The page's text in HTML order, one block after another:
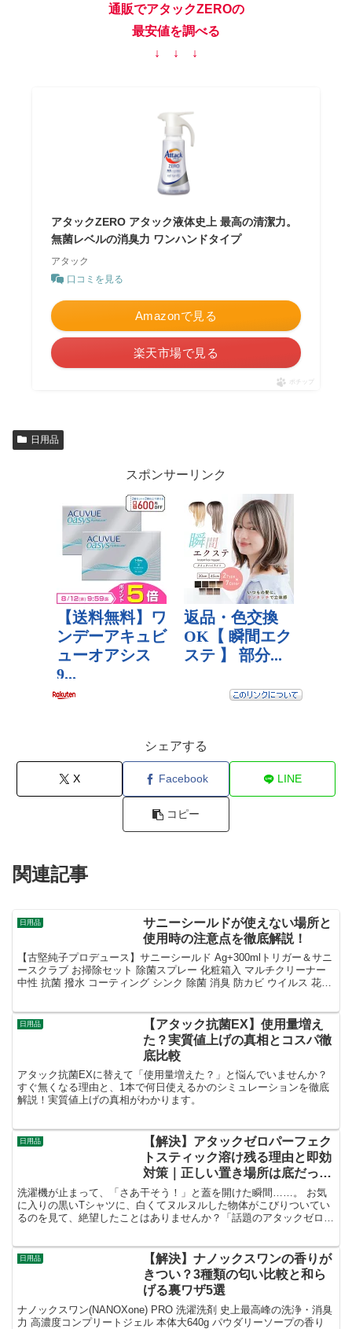
通販でアタックZEROの
最安値を調べる
↓ ↓ ↓
アタックZERO アタック液体史上 最高の清潔力。
無菌レベルの消臭力 ワンハンドタイプ
アタック
口コミを見る
Amazonで見る
楽天市場で見る
ポチップ
日用品
スポンサーリンク
シェアする
X Facebook LINE
コピー
関連記事
日用品
サニーシールドが使えない場所と
使用時の注意点を徹底解説！
【古堅純子プロデュース】サニーシールド Ag+300mlトリガー＆サニ
ースクラブ お掃除セット 除菌スプレー 化粧箱入 マルチクリーナー
中性 抗菌 撥水 コーティング シンク 除菌 消臭 防カビ ウイルス 花粉
日用品
【アタック抗菌EX】使用量増え
た？実質値上げの真相とコスパ徹
底比較
アタック抗菌EXに替えて「使用量増えた？」と悩んでいませんか？
すぐ無くなる理由と、1本で何日使えるかのシミュレーションを徹底
解説！実質値上げの真相がわかります。
日用品
【解決】アタックゼロパーフェク
トスティック溶け残る理由と即効
対策｜正しい置き場所は底だっ
た！
洗濯機が止まって、「さあ干そう！」と蓋を開けた瞬間……。 お気
に入りの黒いTシャツに、白くてヌルヌルした物体がこびりついてい
るのを見て、絶望したことはありませんか？「話題のアタックゼロ
日用品
【解決】ナノックスワンの香りが
きつい？3種類の匂い比較と和ら
げる裏ワザ5選
ナノックスワン(NANOXone) PRO 洗濯洗剤 史上最高峰の洗浄・消臭
力 高濃度コンプリートジェル 本体大640g パウダリーソープの香り